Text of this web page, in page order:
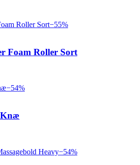
−55%
Foam Roller Sort
−54%
Knæ
−54%